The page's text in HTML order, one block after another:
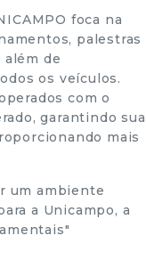
foca na
palestras
de
os veículos.
com o
garantindo sua
mais
um ambiente
a Unicampo, a